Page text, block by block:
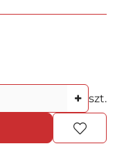
szt.